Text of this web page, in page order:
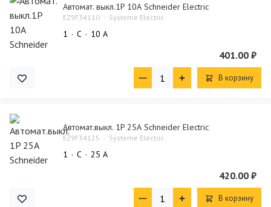
Автомат. выкл.1P 10А Schneider Electric
EZ9F34110 Systeme Electric
1 C 10 А
401.00 ₽
В корзину
Автомат.выкл. 1P 25А Schneider Electric
EZ9F34125 Systeme Electric
1 C 25 А
420.00 ₽
В корзину